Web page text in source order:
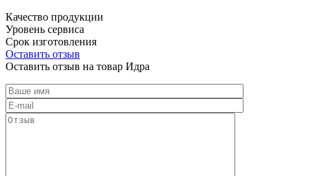
Качество продукции
Уровень сервиса
Срок изготовления
Оставить отзыв
Оставить отзыв на товар Идра